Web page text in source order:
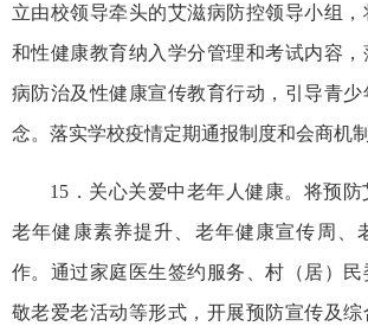
立由校领导牵头的艾滋病防控领导小组
和性健康教育纳入学分管理和考试内容
病防治及性健康宣传教育行动，引导青
念。落实学校疫情定期通报制度和会商机制
15．关心关爱中老年人健康。将预防
老年健康素养提升、老年健康宣传周、
作。通过家庭医生签约服务、村（居）民
敬老爱老活动等形式，开展预防宣传及